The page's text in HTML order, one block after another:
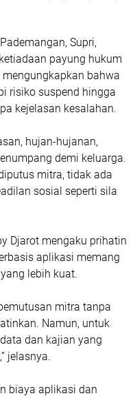
Supri,
payung hukum
bahwa
risiko suspend hingga
kejelasan kesalahan.
hujan-hujanan,
demi keluarga.
mitra, tidak ada
sosial seperti sila
Djarot mengaku prihatin
aplikasi memang
lebih kuat.
mitra tanpa
Namun, untuk
dan kajian yang
jelasnya.
biaya aplikasi dan